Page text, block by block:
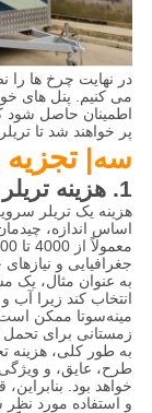
در نهایت چرخ ها
می کنیم. پنل های
اطمینان حاصل شود
پر خواهند شد تا
سه|
1. هزینه تریلر حمام چقدر است؟
هزینه یک تریلر
اساس اندازه،
جغرافیایی و
به عنوان مثال، یک
انتخاب کند زیرا
مینه‌سوتا ممکن
زمستانی برای تحمل
به طور کلی، هزینه
طرح، عایق، و ویژگی
خواهد بود.
و استفاده مورد